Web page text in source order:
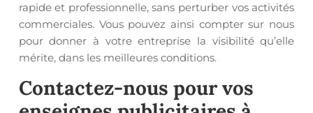
rapide et professionnelle, sans perturber vos activités
commerciales. Vous pouvez ainsi compter sur nous
pour donner à votre entreprise la visibilité qu’elle
mérite, dans les meilleures conditions.
Contactez-nous pour vos